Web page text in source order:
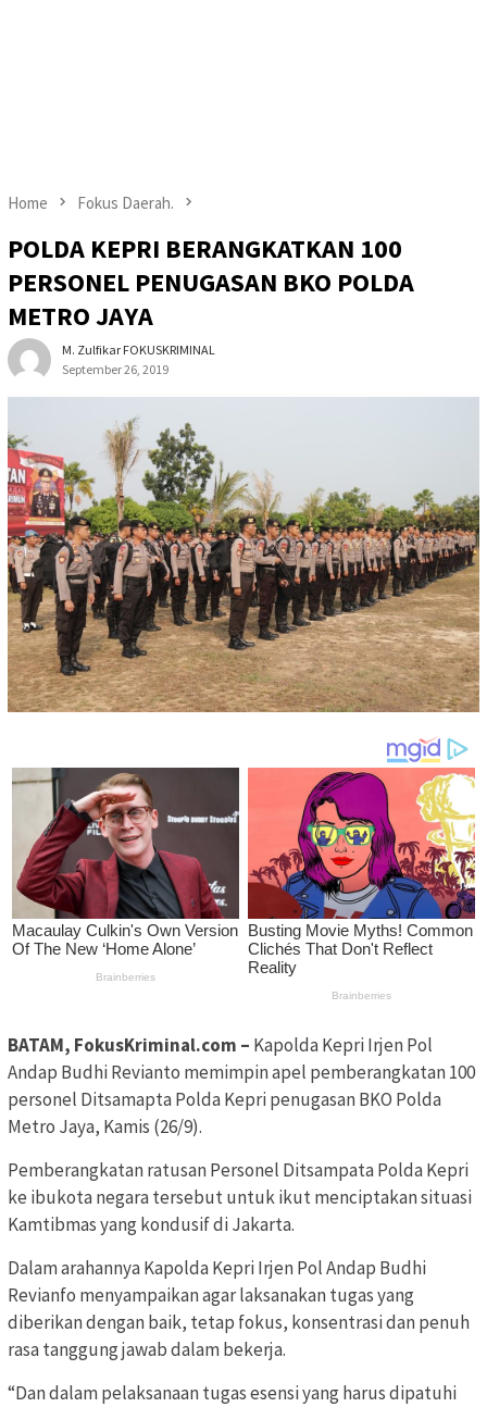
Home Fokus Daerah.
POLDA KEPRI BERANGKATKAN 100
PERSONEL PENUGASAN BKO POLDA
METRO JAYA
M. Zulfikar FOKUSKRIMINAL
September 26, 2019
BATAM, FokusKriminal.com – Kapolda Kepri Irjen Pol
Andap Budhi Revianto memimpin apel pemberangkatan 100
personel Ditsamapta Polda Kepri penugasan BKO Polda
Metro Jaya, Kamis (26/9).
Pemberangkatan ratusan Personel Ditsampata Polda Kepri
ke ibukota negara tersebut untuk ikut menciptakan situasi
Kamtibmas yang kondusif di Jakarta.
Dalam arahannya Kapolda Kepri Irjen Pol Andap Budhi
Revianfo menyampaikan agar laksanakan tugas yang
diberikan dengan baik, tetap fokus, konsentrasi dan penuh
rasa tanggung jawab dalam bekerja.
“Dan dalam pelaksanaan tugas esensi yang harus dipatuhi